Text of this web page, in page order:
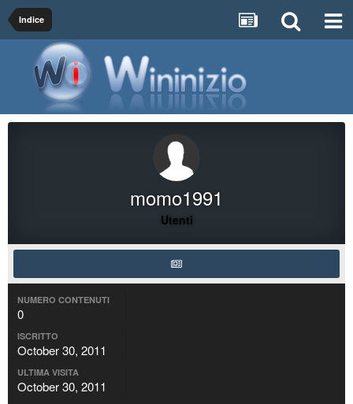
Indice
momo1991
Utenti
NUMERO CONTENUTI
0
ISCRITTO
October 30, 2011
ULTIMA VISITA
October 30, 2011